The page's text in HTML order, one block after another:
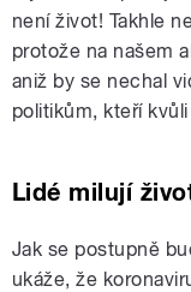
není život! Takhle
protože na našem
aniž by se nechal
politikům, kteří
Lidé milují
Jak se postupně
ukáže, že